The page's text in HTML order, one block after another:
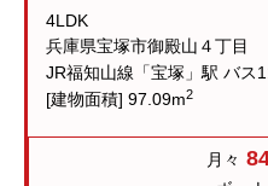
4LDK
兵庫県宝塚市御殿山４丁目
JR福知山線「宝塚」駅 バス
[建物面積] 97.09m2
月々